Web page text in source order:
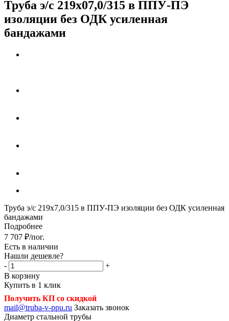
Труба э/с 219х07,0/315 в ППУ-ПЭ
изоляции без ОДК усиленная
бандажами
Труба э/с 219х7,0/315 в ППУ-ПЭ изоляции без ОДК усиленная
бандажами
Подробнее
7 707 ₽/пог.
Есть в наличии
Нашли дешевле?
-
+
В корзину
Купить в 1 клик
Получить КП со скидкой
mail@truba-v-ppu.ru Заказать звонок
Диаметр стальной трубы